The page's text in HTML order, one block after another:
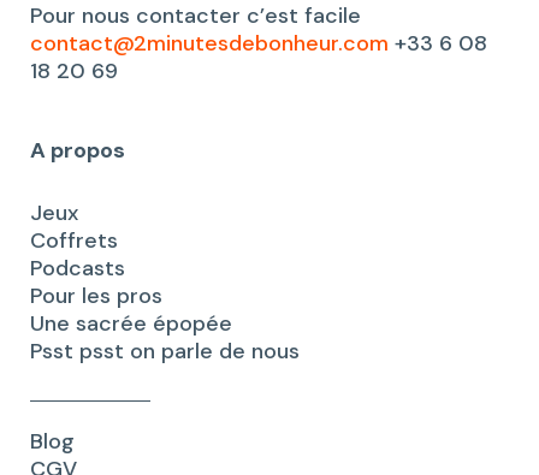
Pour nous contacter c’est facile
contact@2minutesdebonheur.com +33 6 08
18 20 69
A propos
Jeux
Coffrets
Podcasts
Pour les pros
Une sacrée épopée
Psst psst on parle de nous
Blog